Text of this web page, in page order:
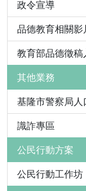
政令宣導
品德教育相關影
教育部品德徵稿
其他業務
基隆市警察局
識詐專區
公民行動方案
公民行動工作坊